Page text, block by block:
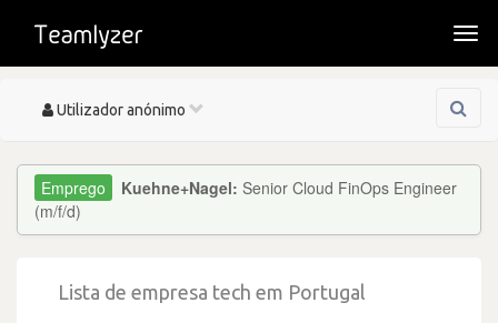
Toggle
Utilizador anónimo
Kuehne+Nagel: Senior Cloud FinOps Engineer
(m/f/d)
Lista de empresa tech em Portugal